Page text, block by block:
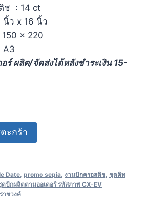
ช : 14 ct
นิ้ว x 16 นิ้ว
x 220
A3
ร์ ผลิต/จัดส่งได้หลังชำระเงิน 15-
ะกร้า
Date promo sepia งานปักครอสติช ชุดคิท
ดปักผลิตตามออเดอร์ รหัสภาพ CX-EV
าชวงค์